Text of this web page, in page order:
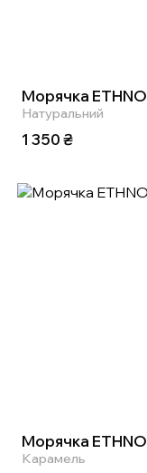
Морячка ETHNO
Натуральний
1 350₴
Морячка ETHNO
Карамель